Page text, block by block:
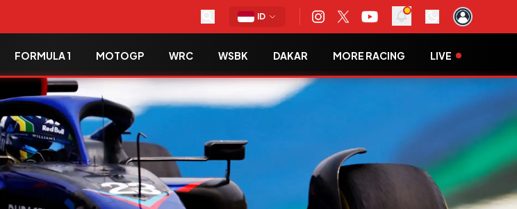
ID
FORMULA 1 MOTOGP WRC WSBK DAKAR MORE RACING LIVE